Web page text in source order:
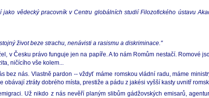
vědecký pracovník v Centru globálních studií Filozofického ústavu
život beze strachu, nenávisti a rasismu a diskriminace."
v Česku právo funguje jen na papíře. A to nám Romům nestačí. Romové
ničícího vše kolem...
nás. Vlastně pardon -- vždyť máme romskou vládní radu, máme
ztráty dobrého místa, prestiže a pádu z jakési vyšší kasty uvnitř
Už nikdo z nás nevěří planým slibům gádžovských emisarů,